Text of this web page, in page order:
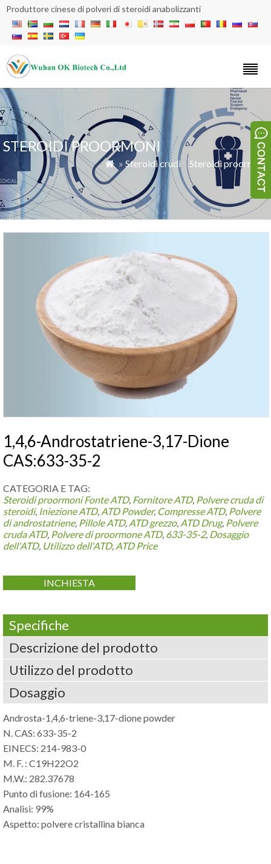
Produttore cinese di polveri di steroidi anabolizzanti
STEROIDI PROORMONI
 » Steroidi crudi » Steroidi proormoni
1,4,6-Androstatriene-3,17-Dione
CAS:633-35-2
CATEGORIA E TAG:
Steroidi proormoni Fonte ATD, Fornitore ATD, Polvere cruda di
steroidi, Iniezione ATD, ATD Powder, Compresse ATD, Polvere
di androstatriene, Pillole ATD, ATD grezzo, ATD Drug, Polvere
cruda ATD, Polvere di proormone ATD, 633-35-2, Dosaggio
dell'ATD, Utilizzo dell'ATD, ATD Price
INCHIESTA
Specifiche
Descrizione del prodotto
Utilizzo del prodotto
Dosaggio
Androsta-1,4,6-triene-3,17-dione powder
N. CAS: 633-35-2
EINECS: 214-983-0
M. F. : C19H22O2
M.W.: 282.37678
Punto di fusione: 164-165
Analisi: 99%
Aspetto: polvere cristallina bianca